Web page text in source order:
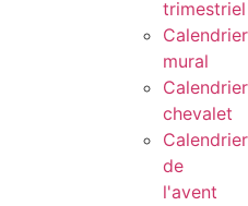
trimestriel
Calendrier
mural
Calendrier
chevalet
Calendrier
de
l'avent